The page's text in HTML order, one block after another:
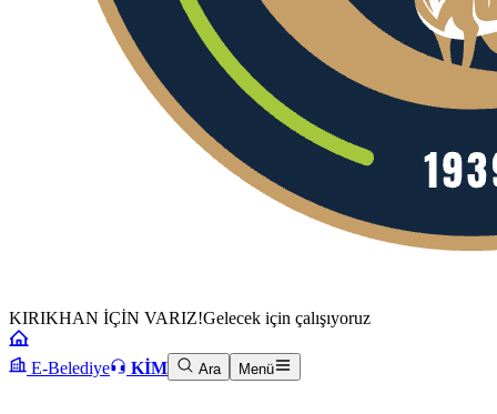
KIRIKHAN İÇİN VARIZ!Gelecek için çalışıyoruz
E-Belediye KİM Ara Menü